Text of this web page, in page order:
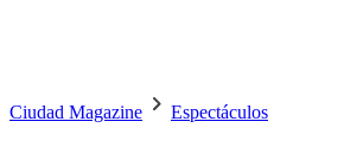
Ciudad Magazine Espectáculos